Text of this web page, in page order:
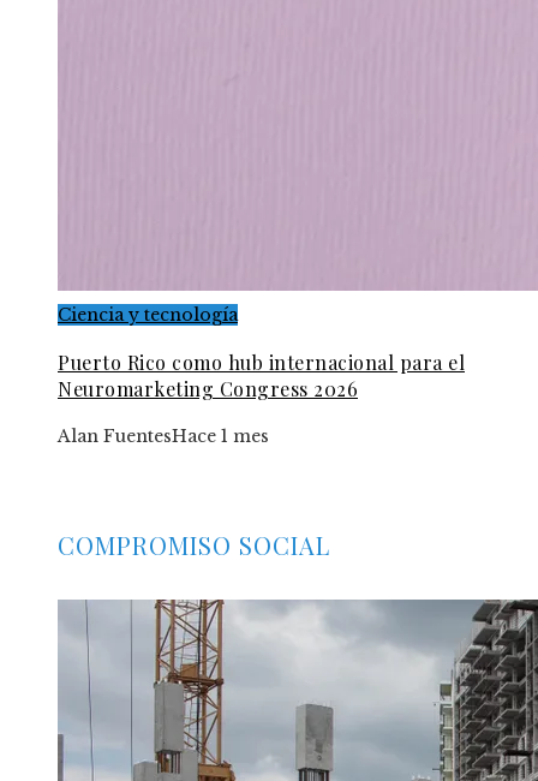
Ciencia y tecnología
Puerto Rico como hub internacional para el
Neuromarketing Congress 2026
Alan FuentesHace 1 mes
COMPROMISO SOCIAL